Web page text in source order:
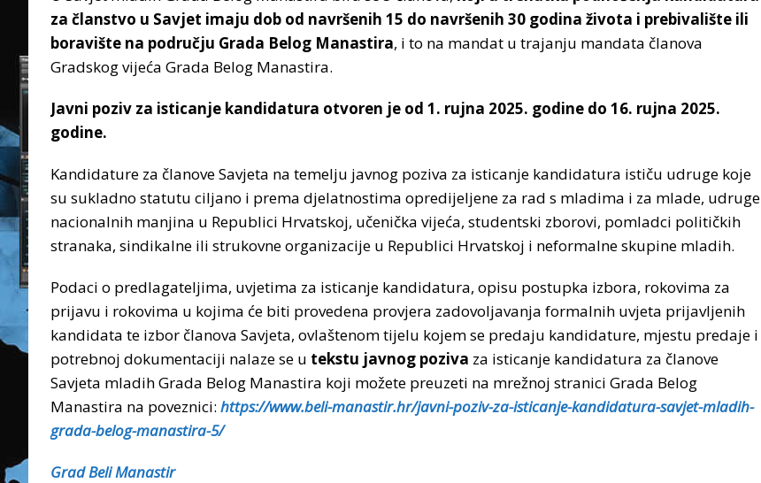
za članstvo u Savjet imaju dob od navršenih 15 do navršenih 30 godina života i prebivalište ili
boravište na području Grada Belog Manastira, i to na mandat u trajanju mandata članova
Gradskog vijeća Grada Belog Manastira.
Javni poziv za isticanje kandidatura otvoren je od 1. rujna 2025. godine do 16. rujna 2025.
godine.
Kandidature za članove Savjeta na temelju javnog poziva za isticanje kandidatura ističu udruge koje
su sukladno statutu ciljano i prema djelatnostima opredijeljene za rad s mladima i za mlade, udruge
nacionalnih manjina u Republici Hrvatskoj, učenička vijeća, studentski zborovi, pomladci političkih
stranaka, sindikalne ili strukovne organizacije u Republici Hrvatskoj i neformalne skupine mladih.
Podaci o predlagateljima, uvjetima za isticanje kandidatura, opisu postupka izbora, rokovima za
prijavu i rokovima u kojima će biti provedena provjera zadovoljavanja formalnih uvjeta prijavljenih
kandidata te izbor članova Savjeta, ovlaštenom tijelu kojem se predaju kandidature, mjestu predaje i
potrebnoj dokumentaciji nalaze se u tekstu javnog poziva za isticanje kandidatura za članove
Savjeta mladih Grada Belog Manastira koji možete preuzeti na mrežnoj stranici Grada Belog
Manastira na poveznici: https://www.beli-manastir.hr/javni-poziv-za-isticanje-kandidatura-savjet-mladih-
grada-belog-manastira-5/
Grad Beli Manastir